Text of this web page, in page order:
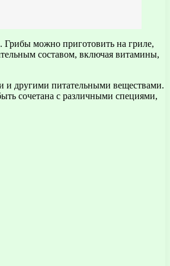
можно приготовить на гриле,
составом, включая витамины,
и другими питательными веществами.
сочетана с различными специями,